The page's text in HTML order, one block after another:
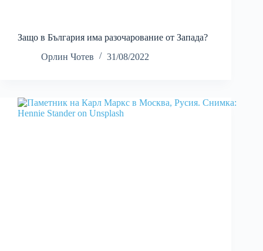
Защо в България има разочарование от Запада?
Орлин Чотев
31/08/2022